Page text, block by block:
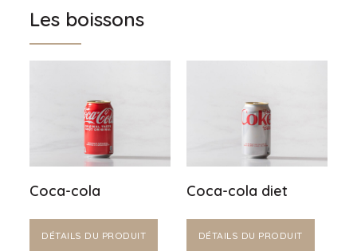
Les boissons
Coca-cola
DÉTAILS DU PRODUIT
Coca-cola diet
DÉTAILS DU PRODUIT